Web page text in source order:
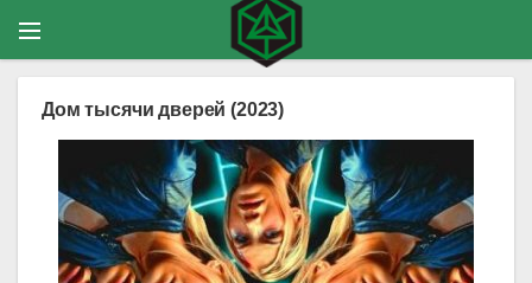
Дом тысячи дверей (2023)